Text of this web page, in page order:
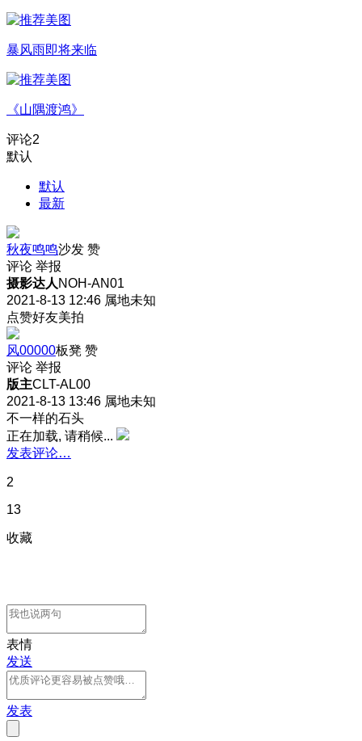
暴风雨即将来临
《山隅渡鸿》
评论2
默认
默认
最新
秋夜鸣鸣沙发 赞
评论 举报
摄影达人 NOH-AN01
2021-8-13 12:46 属地未知
点赞好友美拍
风00000板凳 赞
评论 举报
版主CLT-AL00
2021-8-13 13:46 属地未知
不一样的石头
正在加载, 请稍候...
发表评论…
2
13
收藏
表情
发送
发表